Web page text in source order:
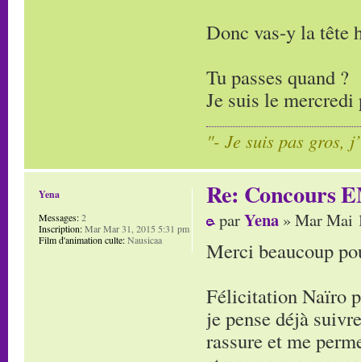
Donc vas-y la tête
Tu passes quand ?
Je suis le mercredi
"- Je suis pas gros,
Re: Concours
parYena » Mar Mai
Merci beaucoup
Félicitation Naïro
je pense déjà
rassure et me
Yena
Messages:2
Inscription:Mar Mar 31, 2015 5:31 pm
Film d'animation culte:Nausicaa